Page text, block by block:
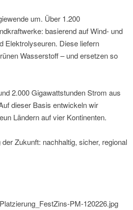
um. Über 1.200
basierend auf Wind- und
Elektrolyseuren. Diese liefern
Wasserstoff – und ersetzen so
2.000 Gigawattstunden Strom aus
dieser Basis entwickeln wir
Ländern auf vier Kontinenten.
Zukunft: nachhaltig, sicher, regional
PM-120226.jpg